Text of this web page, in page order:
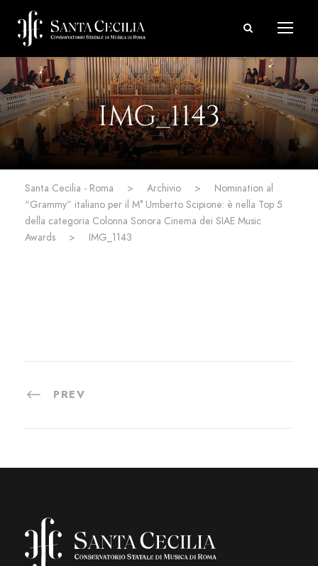
IMG_1143
Santa Cecilia - Roma > Archivio >
Nomination al
“Grammy” italiano per il M° Umberto Scipione: è nella Top 5
della categoria Colonna Sonora Cinema dei SIAE Music
Awards
> IMG_1143
PREV